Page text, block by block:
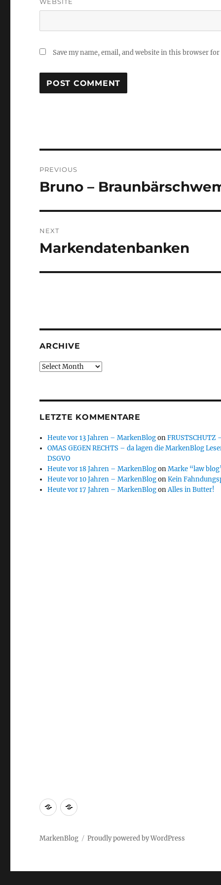
Save my name, email, and website in this browser
navigation
PREVIOUS
Previous
Bruno –
NEXT
Next
Markendatenbanken
ARCHIVE
Archive
LETZTE KOMMENTARE
Heute vor 13 Jahren – MarkenBlogon
OMAS GEGEN RECHTS – da lagen die MarkenBlog
DSGVO
Heute vor 18 Jahren – MarkenBlogonMarke “law
Heute vor 10 Jahren – MarkenBlogonKein
Heute vor 17 Jahren – MarkenBlogonAlles in Butter!
Markenrecherche
Gastbeiträge
MarkenBlog Proudly powered by WordPress